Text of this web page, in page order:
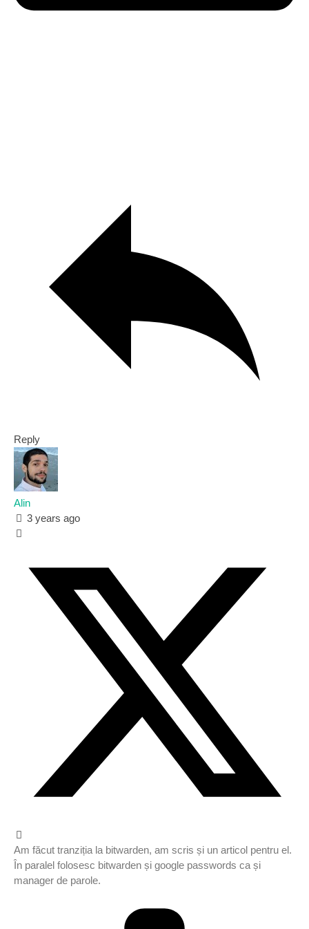
Reply
Alin
3 years ago
Am făcut tranziția la bitwarden, am scris și un articol pentru el.
În paralel folosesc bitwarden și google passwords ca și
manager de parole.